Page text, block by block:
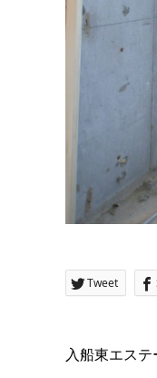
Tweet
入船東エス